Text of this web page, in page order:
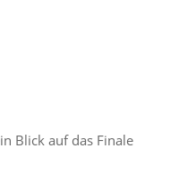
Blick auf das Finale